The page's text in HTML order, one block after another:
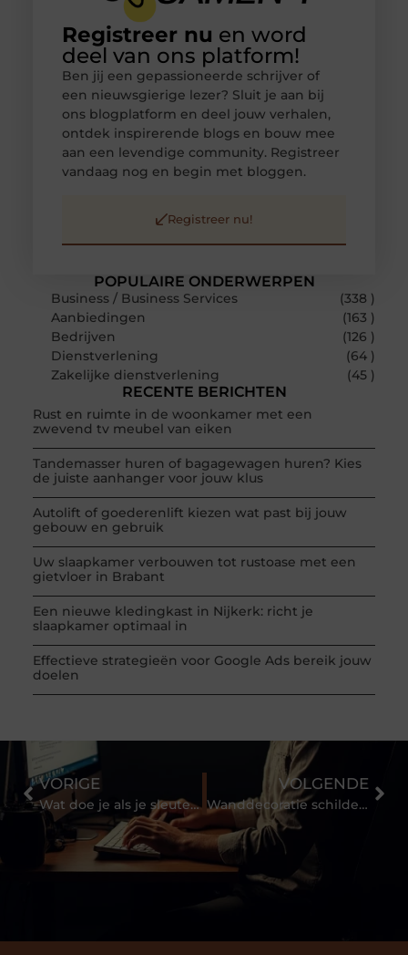
POPULAIRE ONDERWERPEN
Business / Business Services
(338 )
Aanbiedingen
(163 )
Bedrijven
(126 )
Dienstverlening
(64 )
Zakelijke dienstverlening
(45 )
RECENTE BERICHTEN
Rust en ruimte in de woonkamer met een
zwevend tv meubel van eiken
Tandemasser huren of bagagewagen huren? Kies
de juiste aanhanger voor jouw klus
Autolift of goederenlift kiezen wat past bij jouw
gebouw en gebruik
Uw slaapkamer verbouwen tot rustoase met een
gietvloer in Brabant
Een nieuwe kledingkast in Nijkerk: richt je
slaapkamer optimaal in
Effectieve strategieën voor Google Ads bereik jouw
doelen
Registreer nu en word
deel van ons platform!
Ben jij een gepassioneerde schrijver of
een nieuwsgierige lezer? Sluit je aan bij
ons blogplatform en deel jouw verhalen,
ontdek inspirerende blogs en bouw mee
aan een levendige community. Registreer
vandaag nog en begin met bloggen.
Registreer nu!
VORIGE
Wat doe je als je sleutel;s kwijtraakt?
VOLGENDE
Wanddecoratie schilderij helpt jou om te genieten van een mooie muur